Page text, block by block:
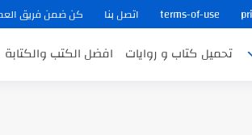
terms-of-use اتصل بنا كن ضمن فريق
تحميل كتاب و روايات افضل الكتب والكتابة